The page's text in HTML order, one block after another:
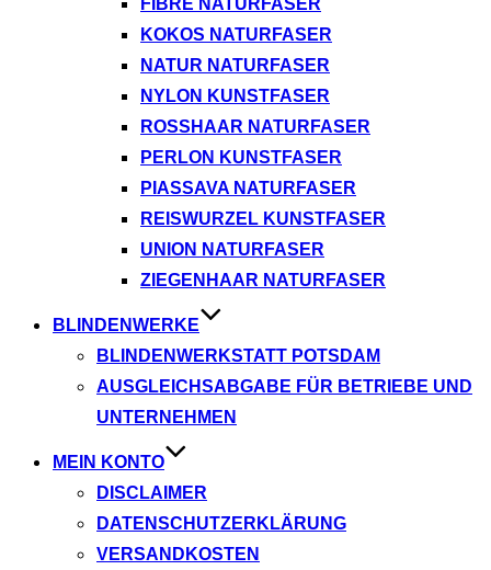
FIBRE NATURFASER
KOKOS NATURFASER
NATUR NATURFASER
NYLON KUNSTFASER
ROSSHAAR NATURFASER
PERLON KUNSTFASER
PIASSAVA NATURFASER
REISWURZEL KUNSTFASER
UNION NATURFASER
ZIEGENHAAR NATURFASER
BLINDENWERKE
BLINDENWERKSTATT POTSDAM
AUSGLEICHSABGABE FÜR BETRIEBE UND
UNTERNEHMEN
MEIN KONTO
DISCLAIMER
DATENSCHUTZERKLÄRUNG
VERSANDKOSTEN